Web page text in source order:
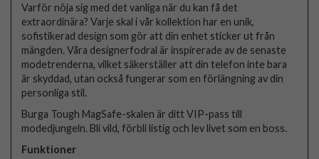
Varför nöja sig med det vanliga när du kan få det
extraordinära? Varje skal i vår kollektion har en unik,
sofistikerad design som gör att din enhet sticker ut från
mängden. Våra designerfodral är inspirerade av de senaste
modetrenderna, vilket säkerställer att din telefon inte bara
är skyddad, utan också fungerar som en förlängning av din
personliga stil.
Burga Tough MagSafe-skalen är ditt VIP-pass till
modedjungeln. Bli vild, förbli listig och lev livet som en boss.
Funktioner